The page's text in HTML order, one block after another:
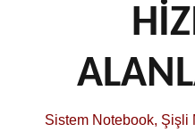
Sistem Notebook, Şişli